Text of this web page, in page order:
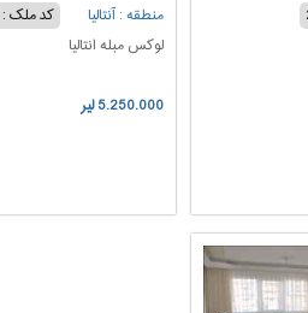
منطقه : آنتالیا
کد ملک : 214
لوکس مبله انتالیا
5.250.000 لیر